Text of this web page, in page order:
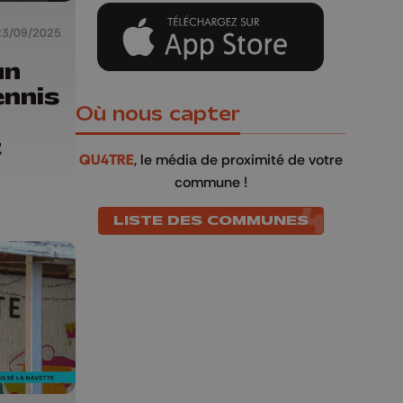
09/2025
Où nous capter
QU4TRE, le média de proximité de votre
commune !
LISTE DES COMMUNES